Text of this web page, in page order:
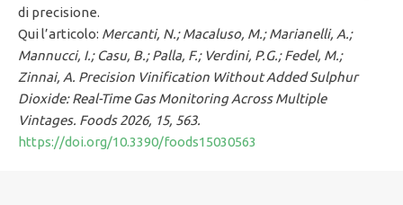
di precisione.
Qui l’articolo: Mercanti, N.; Macaluso, M.; Marianelli, A.;
Mannucci, I.; Casu, B.; Palla, F.; Verdini, P.G.; Fedel, M.;
Zinnai, A. Precision Vinification Without Added Sulphur
Dioxide: Real-Time Gas Monitoring Across Multiple
Vintages. Foods 2026, 15, 563.
https://doi.org/10.3390/foods15030563